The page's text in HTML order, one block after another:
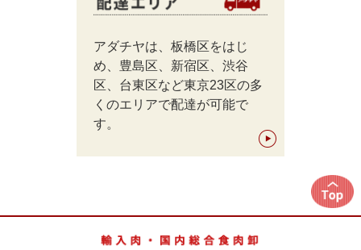
アダチヤは、板橋区をはじ
め、豊島区、新宿区、渋谷
区、台東区など東京23区の多
くのエリアで配達が可能で
す。